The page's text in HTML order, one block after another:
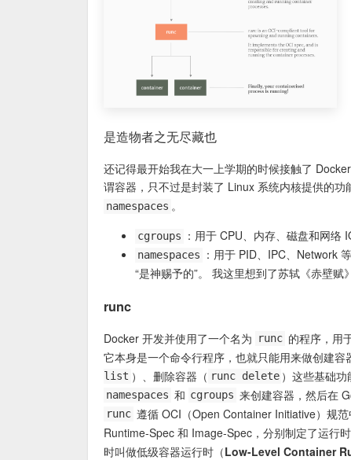
是造物者之无尽藏也
还记得最开始我在大一上学期的时候接触了
谓容器，只不过是封装了 Linux 系统内核提供的
namespaces 。
cgroups ：用于 CPU、内存、磁盘和网络
namespaces
：用于 PID、IPC、Network
“是神赐予的”。 我这里想到了苏轼《赤壁
runc
Docker 开发并使用了一个名为 runc 的程序，用
它本身是一个命令行程序，也就只能用来做创建容
list ）、删除容器（ runc delete ）这些基础功
namespaces 和 cgroups 来创建容器，然后在
runc 遵循 OCI（Open Container Initiative）规
Runtime-Spec 和 Image-Spec，分别制定了运行
时叫做低级容器运行时（Low-Level Container